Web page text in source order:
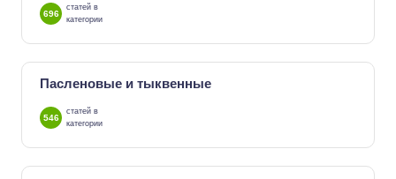
696
статей в
категории
Пасленовые и тыквенные
546
статей в
категории